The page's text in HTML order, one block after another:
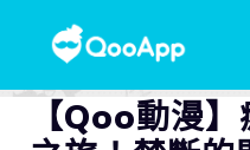
【Qoo動漫